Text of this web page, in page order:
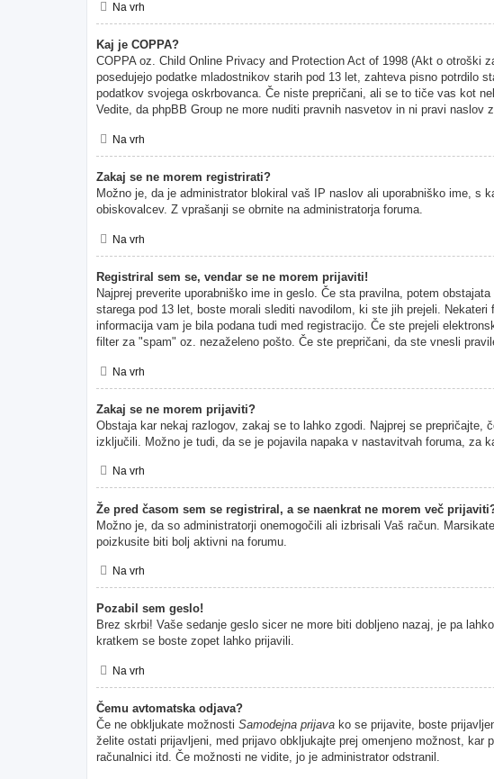
Na vrh
Kaj je COPPA?
COPPA oz. Child Online Privacy and Protection Act of 1998 (Akt o
posedujejo podatke mladostnikov starih pod 13 let, zahteva pisno potrdilo
podatkov svojega oskrbovanca. Če niste prepričani, ali se to tiče vas kot
Vedite, da phpBB Group ne more nuditi pravnih nasvetov in ni pravi
Na vrh
Zakaj se ne morem registrirati?
Možno je, da je administrator blokiral vaš IP naslov ali uporabniško ime, s
obiskovalcev. Z vprašanji se obrnite na administratorja foruma.
Na vrh
Registriral sem se, vendar se ne morem prijaviti!
Najprej preverite uporabniško ime in geslo. Če sta pravilna, potem
starega pod 13 let, boste morali slediti navodilom, ki ste jih prejeli.
informacija vam je bila podana tudi med registracijo. Če ste prejeli
filter za "spam" oz. nezaželeno pošto. Če ste prepričani, da ste vnesli
Na vrh
Zakaj se ne morem prijaviti?
Obstaja kar nekaj razlogov, zakaj se to lahko zgodi. Najprej se
izključili. Možno je tudi, da se je pojavila napaka v nastavitvah foruma, za
Na vrh
Že pred časom sem se registriral, a se naenkrat ne morem več
Možno je, da so administratorji onemogočili ali izbrisali Vaš račun.
poizkusite biti bolj aktivni na forumu.
Na vrh
Pozabil sem geslo!
Brez skrbi! Vaše sedanje geslo sicer ne more biti dobljeno nazaj, je pa
kratkem se boste zopet lahko prijavili.
Na vrh
Čemu avtomatska odjava?
Če ne obkljukate možnosti Samodejna prijava ko se prijavite, boste
želite ostati prijavljeni, med prijavo obkljukajte prej omenjeno možnost,
računalnici itd. Če možnosti ne vidite, jo je administrator odstranil.